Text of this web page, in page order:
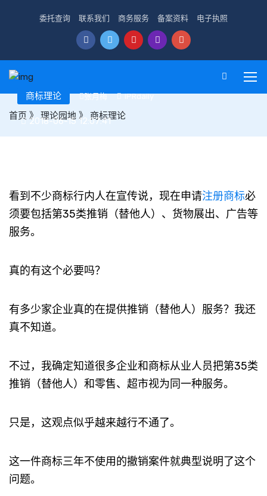
委托查询 联系我们 商务服务 备案资料 电子执照
首页 》 理论园地 》 商标理论
商标理论 张月梅 IPRdaily
2018-06-15 12:07:41
看到不少商标行内人在宣传说，现在申请注册商标必
须要包括第35类推销（替他人）、货物展出、广告等
服务。
真的有这个必要吗？
有多少家企业真的在提供推销（替他人）服务？我还
真不知道。
不过，我确定知道很多企业和商标从业人员把第35类
推销（替他人）和零售、超市视为同一种服务。
只是，这观点似乎越来越行不通了。
这一件商标三年不使用的撤销案件就典型说明了这个
问题。